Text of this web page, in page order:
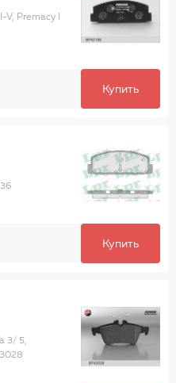
Premacy I
Купить
Купить
3/ 5,